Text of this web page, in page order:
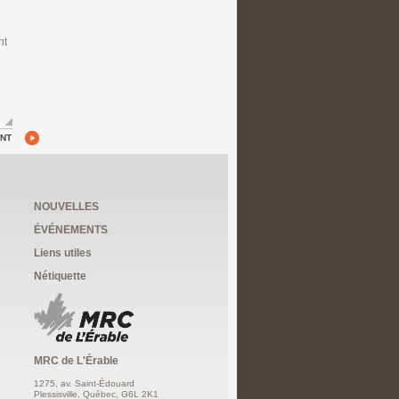
NOUVELLES
ÉVÉNEMENTS
Liens utiles
Nétiquette
MRC de L'Érable
1275, av. Saint-Édouard
Plessisville, Québec, G6L 2K1